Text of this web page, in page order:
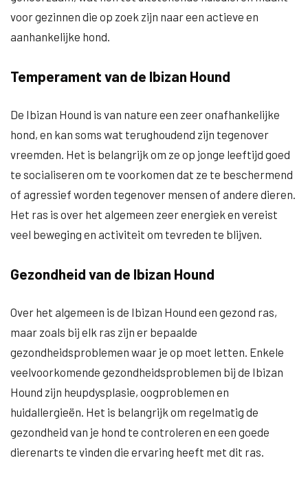
voor gezinnen die op zoek zijn naar een actieve en
aanhankelijke hond.
Temperament van de Ibizan Hound
De Ibizan Hound is van nature een zeer onafhankelijke
hond, en kan soms wat terughoudend zijn tegenover
vreemden. Het is belangrijk om ze op jonge leeftijd goed
te socialiseren om te voorkomen dat ze te beschermend
of agressief worden tegenover mensen of andere dieren.
Het ras is over het algemeen zeer energiek en vereist
veel beweging en activiteit om tevreden te blijven.
Gezondheid van de Ibizan Hound
Over het algemeen is de Ibizan Hound een gezond ras,
maar zoals bij elk ras zijn er bepaalde
gezondheidsproblemen waar je op moet letten. Enkele
veelvoorkomende gezondheidsproblemen bij de Ibizan
Hound zijn heupdysplasie, oogproblemen en
huidallergieën. Het is belangrijk om regelmatig de
gezondheid van je hond te controleren en een goede
dierenarts te vinden die ervaring heeft met dit ras.